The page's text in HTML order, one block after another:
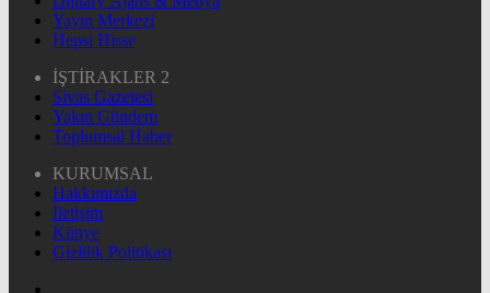
Yayın Merkezi
Hepsi Hisse
İŞTİRAKLER 2
Sivas Gazetesi
Yakın Gündem
Toplumsal Haber
KURUMSAL
Hakkımızda
İletişim
Künye
Gizlilik Politikası